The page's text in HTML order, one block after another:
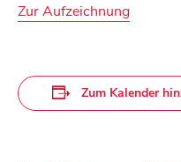
Zur Aufzeichnung
Zum Kalender